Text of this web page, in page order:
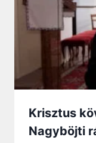
Krisztus
Nagyböjti